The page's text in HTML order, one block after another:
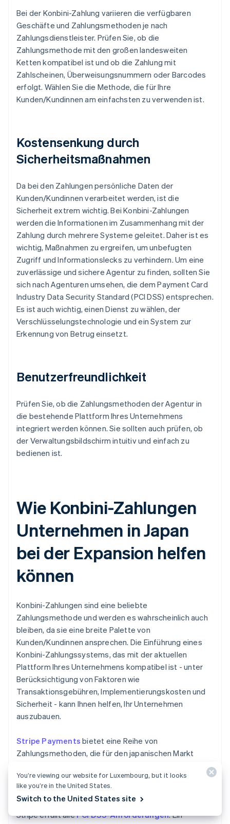
Bei der Konbini-Zahlung variieren die verfügbaren
Geschäfte und Zahlungsmethoden je nach
Zahlungsdienstleister. Prüfen Sie, ob die
Zahlungsmethode mit den großen landesweiten
Ketten kompatibel ist und ob die Zahlung mit
Zahlscheinen, Überweisungsnummern oder Barcodes
erfolgt. Wählen Sie die Methode, die für Ihre
Kunden/Kundinnen am einfachsten zu verwenden ist.
Kostensenkung durch
Sicherheitsmaßnahmen
Da bei den Zahlungen persönliche Daten der
Kunden/Kundinnen verarbeitet werden, ist die
Sicherheit extrem wichtig. Bei Konbini-Zahlungen
werden die Informationen im Zusammenhang mit der
Zahlung durch mehrere Systeme geleitet. Daher ist es
wichtig, Maßnahmen zu ergreifen, um unbefugten
Zugriff und Informationslecks zu verhindern. Um eine
zuverlässige und sichere Agentur zu finden, sollten Sie
sich nach Agenturen umsehen, die dem Payment Card
Industry Data Security Standard (PCI DSS) entsprechen.
Es ist auch wichtig, einen Dienst zu wählen, der
Verschlüsselungstechnologie und ein System zur
Erkennung von Betrug einsetzt.
Benutzerfreundlichkeit
Prüfen Sie, ob die Zahlungsmethoden der Agentur in
die bestehende Plattform Ihres Unternehmens
integriert werden können. Sie sollten auch prüfen, ob
der Verwaltungsbildschirm intuitiv und einfach zu
bedienen ist.
Wie Konbini-Zahlungen
Unternehmen in Japan
bei der Expansion helfen
können
Konbini-Zahlungen sind eine beliebte
Zahlungsmethode und werden es wahrscheinlich auch
bleiben, da sie eine breite Palette von
Kunden/Kundinnen ansprechen. Die Einführung eines
Konbini-Zahlungssystems, das mit der aktuellen
Plattform Ihres Unternehmens kompatibel ist - unter
Berücksichtigung von Faktoren wie
Transaktionsgebühren, Implementierungskosten und
Sicherheit - kann Ihnen helfen, Ihr Unternehmen
auszubauen.
Stripe Payments bietet eine Reihe von
Zahlungsmethoden, die für den japanischen Markt
optimiert sind, einschließlich Konbini-Zahlungen. Stripe
ist weithin für sein hohes Sicherheitsniveau bekannt
und unterzieht sich jährlich strengen Audits durch einen
unabhängigen, PCI-qualifizierten Sicherheitsgutachter.
Stripe erfüllt allePCI DSS-Anforderungen. Ein
You’re viewing our website for Luxembourg, but it looks
like you’re in the United States.
Switch to the United States site